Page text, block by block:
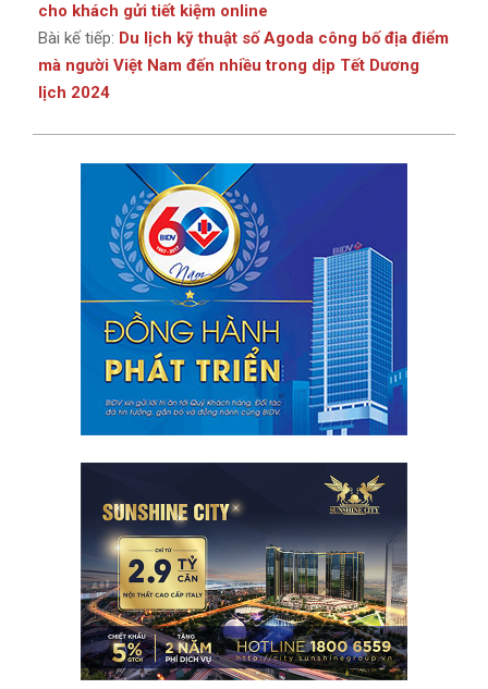
cho khách gửi tiết kiệm online
Bài kế tiếp: Du lịch kỹ thuật số Agoda công bố địa điểm
mà người Việt Nam đến nhiều trong dịp Tết Dương
lịch 2024